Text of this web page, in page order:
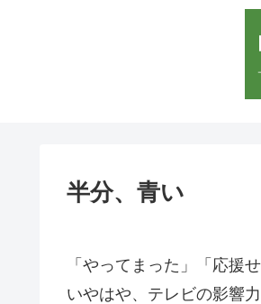
半分、青い
「やってまった」「応援
いやはや、テレビの影響